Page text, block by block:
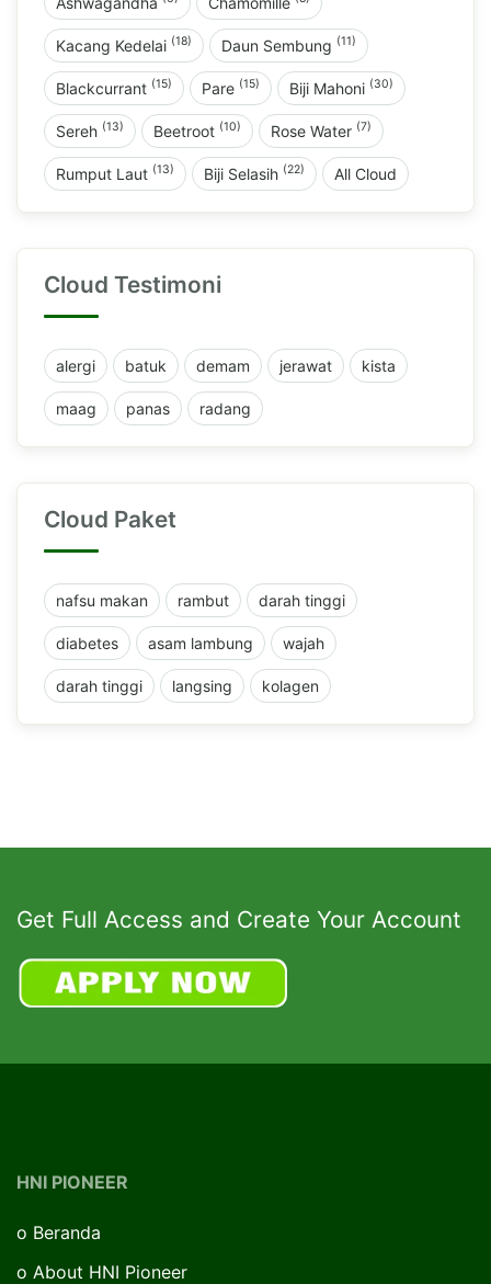
Kacang Kedelai (18) Daun Sembung (11)
Blackcurrant (15) Pare (15) Biji Mahoni (30)
Sereh (13) Beetroot (10) Rose Water (7)
Rumput Laut (13) Biji Selasih (22) All Cloud
Cloud Testimoni
alergi batuk demam jerawat kista
maag panas radang
Cloud Paket
nafsu makan rambut darah tinggi
diabetes asam lambung wajah
darah tinggi langsing kolagen
Get Full Access and Create Your Account
HNI PIONEER
o Beranda
o About HNI Pioneer